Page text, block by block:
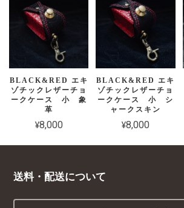
BLACK&RED エキ
ゾチックレザーチョ
ークケース 小 象
革
¥8,000
BLACK&RED エキ
ゾチックレザーチョ
ークケース 小 シ
ャークスキン
¥8,000
送料・配送について